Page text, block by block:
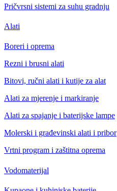
Pričvrsni sistemi za suhu gradnju
Alati
Boreri i oprema
Rezni i brusni alati
Bitovi, ručni alati i kutije za alat
Alati za mjerenje i markiranje
Alati za spajanje i baterijske lampe
Molerski i građevinski alati i pribor
Vrtni program i zaštitna oprema
Vodomaterijal